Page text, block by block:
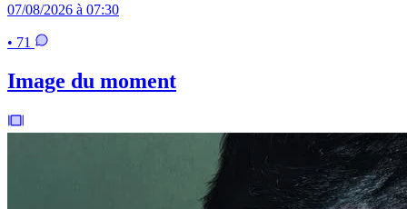
07/08/2026 à 07:30
• 71
Image du moment